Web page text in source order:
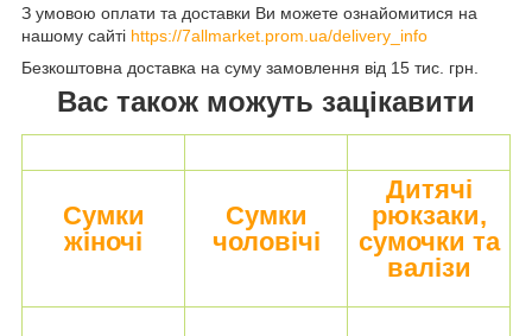
З умовою оплати та доставки Ви можете ознайомитися на
нашому сайті https://7allmarket.prom.ua/delivery_info
Безкоштовна доставка на суму замовлення від 15 тис. грн.
Вас також можуть зацікавити
Сумки
жіночі
Сумки
чоловічі
Дитячі
рюкзаки,
сумочки та
валізи